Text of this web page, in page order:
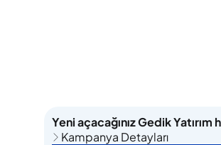
Yeni açacağınız Gedik
Kampanya Detayları